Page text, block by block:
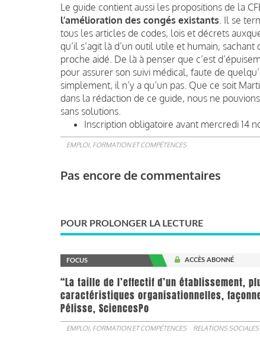
Le guide contient aussi les propositions de la
l’amélioration des congés existants . Il se
tous les articles de codes, lois et décrets
qu’il s’agit là d’un outil utile et humain,
proche aidé. De là à penser que c’est
pour assurer son suivi médical, faute de
simplement, il n’y a qu’un pas. Que ce soit
dans la rédaction de ce guide, nous ne
sans solutions.
Inscription obligatoire avant mercredi 14
EMPLOI, FORMATION ET COMPÉTENCES
Pas encore de commentaires
POUR PROLONGER LA LECTURE
FOCUS ACCÈS ABONNÉ
“La taille de l’effectif d’un établissement,
caractéristiques organisationnelles,
Pélisse, SciencesPo
EMPLOI, FORMATION ET COMPÉTENCES RELATIONS SOCIALES